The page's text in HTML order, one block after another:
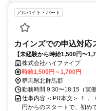
アルバイト・パート
カインズでの申込対応
【未経験から時給1,500円〜
日〜OK・土日歓迎、関西エリ
株式会社ハイファイブ
時給1,500円～1,700円
群馬県北群馬郡
勤務時間 9:30〜18:15（実
仕事内容 ＜PR本文＞ １，
円からのスタートで、初め